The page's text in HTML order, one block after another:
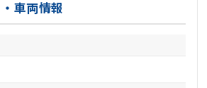
車両情報